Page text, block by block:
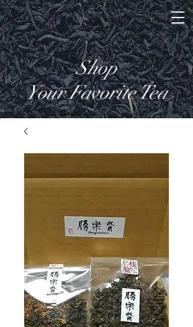
Shop
Your Favorite Tea